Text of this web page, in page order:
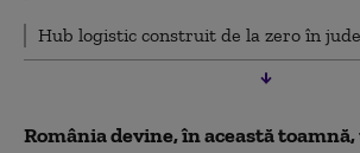
Hub logistic construit de la zero în
România devine, în această